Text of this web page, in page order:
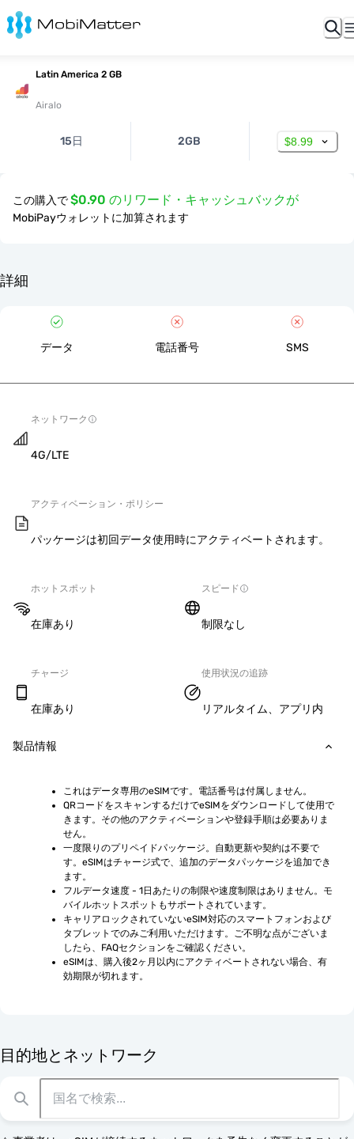
Latin America 2 GB
Airalo
15日 2GB $8.99
この購入で$0.90 のリワード・キャッシュバックが
MobiPayウォレットに加算されます
詳細
データ 電話番号 SMS
ネットワーク
4G/LTE
アクティベーション・ポリシー
パッケージは初回データ使用時にアクティベートされます。
ホットスポット
在庫あり
スピード
制限なし
チャージ
在庫あり
使用状況の追跡
リアルタイム、アプリ内
製品情報
これはデータ専用のeSIMです。電話番号は付属しません。
QRコードをスキャンするだけでeSIMをダウンロードして使用で
きます。その他のアクティベーションや登録手順は必要ありま
せん。
一度限りのプリペイドパッケージ。自動更新や契約は不要で
す。eSIMはチャージ式で、追加のデータパッケージを追加でき
ます。
フルデータ速度 - 1日あたりの制限や速度制限はありません。モ
バイルホットスポットもサポートされています。
キャリアロックされていないeSIM対応のスマートフォンおよび
タブレットでのみご利用いただけます。ご不明な点がございま
したら、FAQセクションをご確認ください。
eSIMは、購入後2ヶ月以内にアクティベートされない場合、有
効期限が切れます。
目的地とネットワーク